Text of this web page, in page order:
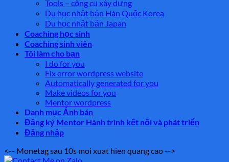
Tools – công cụ xây dựng
Du học nhật bản Hàn Quốc Korea
Du học nhật bản Japan
Coaching học sinh
Coaching sinh viên
Tôi làm cho bạn
I do for you
Fix error wordpress website
Automatically generated for you
Make videos for you
Mentor wordpress
Danh mục Ảnh bán
Đăng ký Mentor Hành trình kết nối và phát triển
Đăng nhập
<-- Monetag sau 10s moi xuat hien quang cao -->